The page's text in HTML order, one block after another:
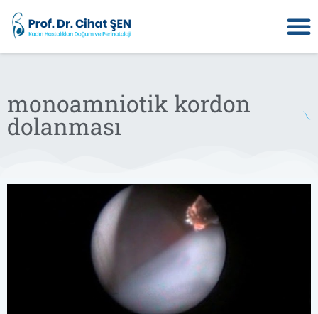
monoamniotik kordon
dolanması